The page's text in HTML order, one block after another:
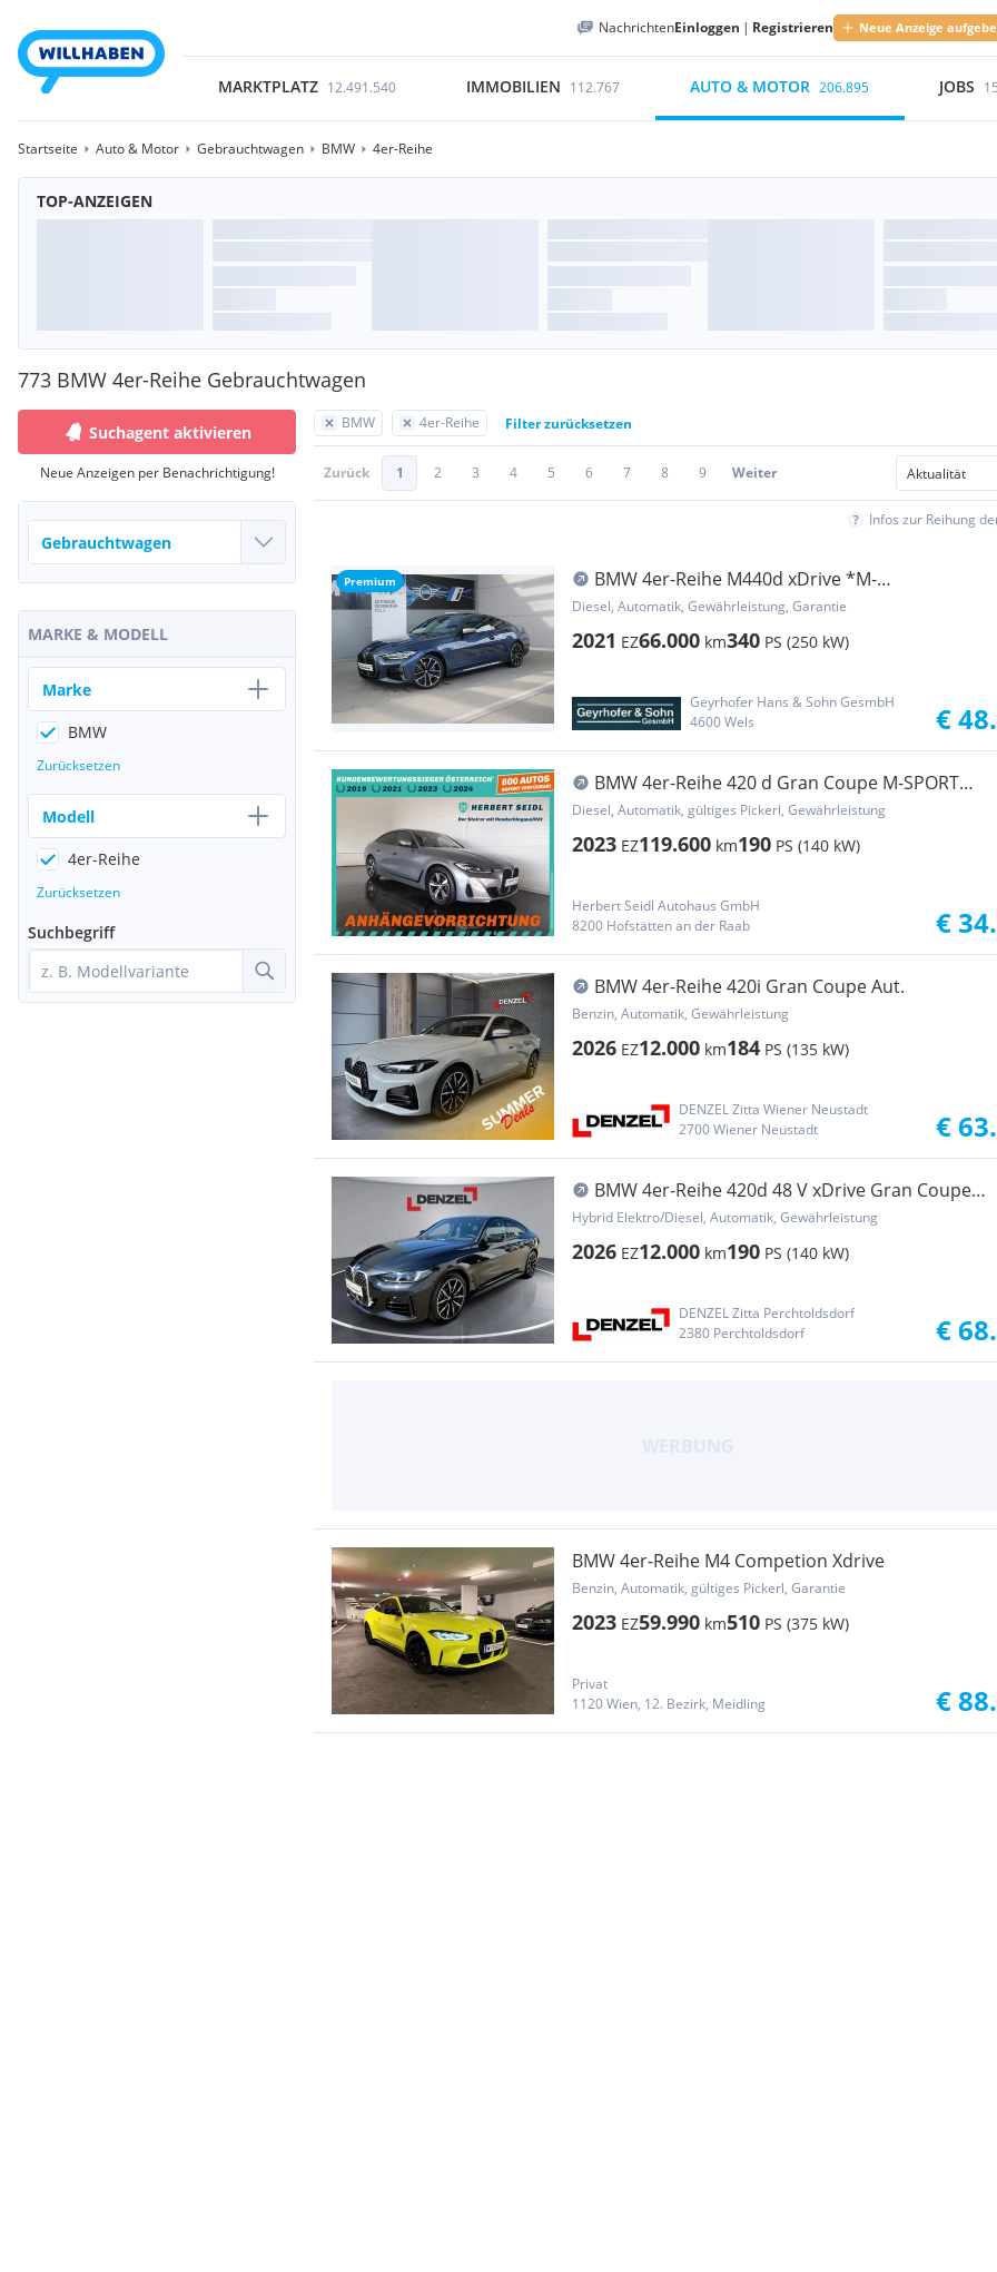
NachrichtenEinloggen | Registrieren Neue Anzeige
MARKTPLATZ 12.491.540 IMMOBILIEN 112.767 AUTO & MOTOR 206.895 JOBS
Startseite Auto & Motor Gebrauchtwagen BMW 4er-Reihe
TOP-ANZEIGEN
773 BMW 4er-Reihe Gebrauchtwagen
BMW 4er-Reihe Filter zurücksetzen
Zurück 1 2 3 4 5 6 7 8 9 Weiter
Infos zur Reihung
Premium
BMW 4er-Reihe M440d xDrive *M-
Sport/Laser/DA-Prof./HUD/Memory...
Diesel, Automatik, Gewährleistung, Garantie
2021 EZ66.000 km340 PS (250 kW)
Geyrhofer Hans & Sohn GesmbH
4600 Wels
€
BMW 4er-Reihe 420 d Gran Coupe M-SPORT
INNEN Aut. *VOLL LED /...
Diesel, Automatik, gültiges Pickerl, Gewährleistung
2023 EZ119.600 km190 PS (140 kW)
Herbert Seidl Autohaus GmbH
8200 Hofstätten an der Raab
€
BMW 4er-Reihe 420i Gran Coupe Aut.
Benzin, Automatik, Gewährleistung
2026 EZ12.000 km184 PS (135 kW)
DENZEL Zitta Wiener Neustadt
2700 Wiener Neustadt
€
BMW 4er-Reihe 420d 48 V xDrive Gran Coupe
Aut.
Hybrid Elektro/Diesel, Automatik, Gewährleistung
2026 EZ12.000 km190 PS (140 kW)
DENZEL Zitta Perchtoldsdorf
2380 Perchtoldsdorf
€
BMW 4er-Reihe M4 Competion Xdrive
Benzin, Automatik, gültiges Pickerl, Garantie
2023 EZ59.990 km510 PS (375 kW)
Privat
1120 Wien, 12. Bezirk, Meidling
€
Suchagent aktivieren
Neue Anzeigen per Benachrichtigung!
MARKE & MODELL
Marke
BMW
Zurücksetzen
Modell
4er-Reihe
Zurücksetzen
Suchbegriff